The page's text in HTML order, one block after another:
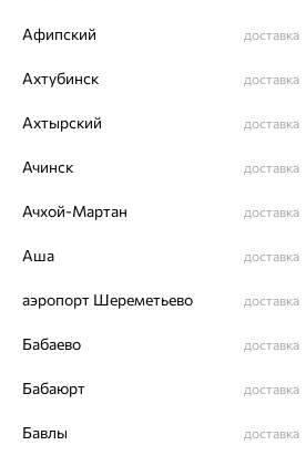
Покупателям
О нас
Магазины и доставка г. Липецк
еще 3
Другие города
Заказать звонок
Афипский доставка
Ахтубинск доставка
Ахтырский доставка
Ачинск доставка
Ачхой-Мартан доставка
Аша доставка
аэропорт Шереметьево доставка
Бабаево доставка
Бабаюрт доставка
Бавлы доставка